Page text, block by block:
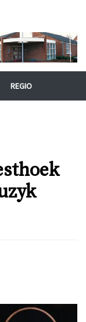
REGIO